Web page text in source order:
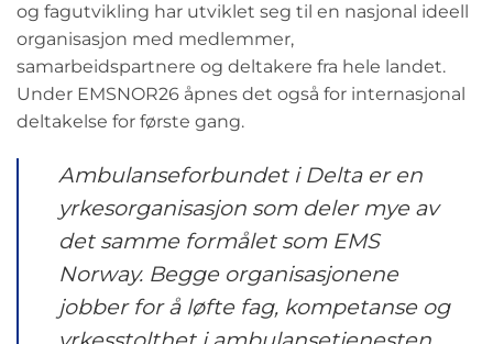
og fagutvikling har utviklet seg til en nasjonal ideell
organisasjon med medlemmer,
samarbeidspartnere og deltakere fra hele landet.
Under EMSNOR26 åpnes det også for internasjonal
deltakelse for første gang.
Ambulanseforbundet i Delta er en
yrkesorganisasjon som deler mye av
det samme formålet som EMS
Norway. Begge organisasjonene
jobber for å løfte fag, kompetanse og